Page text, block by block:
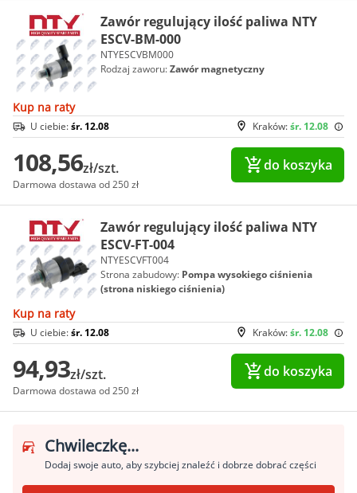
Zawór regulujący ilość paliwa NTY
ESCV-BM-000
NTYESCVBM000
Rodzaj zaworu:Zawór magnetyczny
Kup na raty
Kraków:śr. 12.08
U ciebie:śr. 12.08
108,56zł/szt.
Darmowa dostawa od 250 zł
do koszyka
Zawór regulujący ilość paliwa NTY
ESCV-FT-004
NTYESCVFT004
Strona zabudowy: Pompa wysokiego ciśnienia
(strona niskiego ciśnienia)
Kup na raty
Kraków:śr. 12.08
U ciebie:śr. 12.08
94,93zł/szt.
Darmowa dostawa od 250 zł
do koszyka
Chwileczkę...
Dodaj swoje auto, aby szybciej znaleźć i dobrze dobrać części